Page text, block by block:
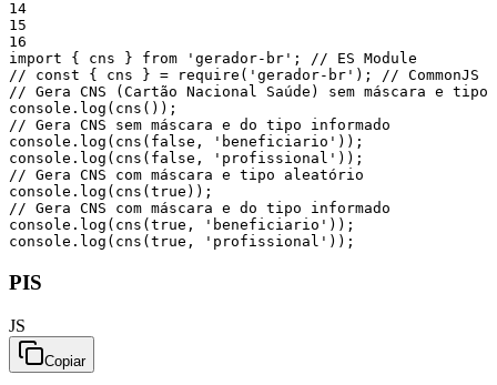
14
15
16
import
{ cns } from 'gerador-br' ;
// ES Module
// const { cns } = require('gerador-br'); // CommonJS
// Gera CNS (Cartão Nacional Saúde) sem máscara e
console . log ( cns ( ) ) ;
// Gera CNS sem máscara e do tipo informado
console . log ( cns ( false , 'beneficiario' ) ) ;
console . log ( cns ( false , 'profissional' ) ) ;
// Gera CNS com máscara e tipo aleatório
console . log ( cns ( true ) ) ;
// Gera CNS com máscara e do tipo informado
console . log ( cns ( true , 'beneficiario' ) ) ;
console . log ( cns ( true , 'profissional' ) ) ;
PIS
JS
Copiar